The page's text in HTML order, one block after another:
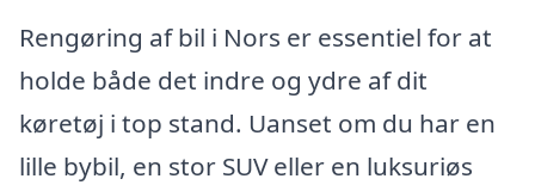
Rengøring af bil i Nors er essentiel for at
holde både det indre og ydre af dit
køretøj i top stand. Uanset om du har en
lille bybil, en stor SUV eller en luksuriøs